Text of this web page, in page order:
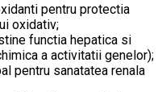
pentru protectia
oxidativ;
functia hepatica si
a activitatii genelor);
pentru sanatatea renala